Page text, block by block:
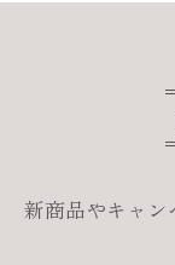
新商品やキャン